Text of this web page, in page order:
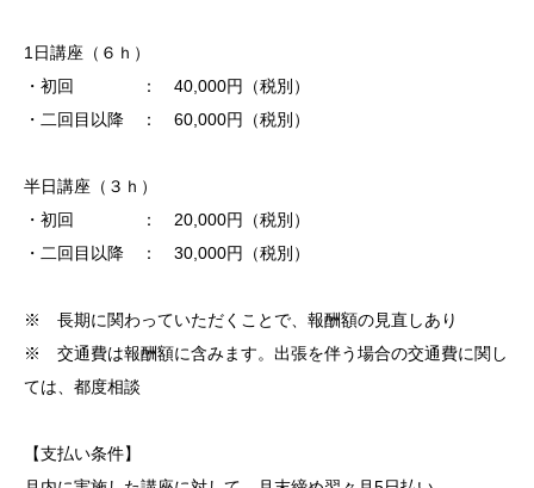
1日講座（６ｈ）
・初回 ： 40,000円（税別）
・二回目以降 ： 60,000円（税別）
半日講座（３ｈ）
・初回 ： 20,000円（税別）
・二回目以降 ： 30,000円（税別）
※ 長期に関わっていただくことで、報酬額の見直しあり
※ 交通費は報酬額に含みます。出張を伴う場合の交通費に関し
ては、都度相談
【支払い条件】